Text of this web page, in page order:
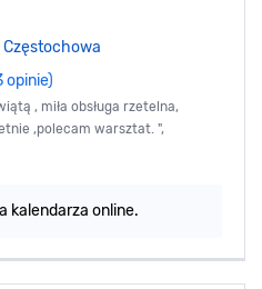
Częstochowa
opinie)
, miła obsługa rzetelna,
,polecam warsztat. ",
kalendarza online.